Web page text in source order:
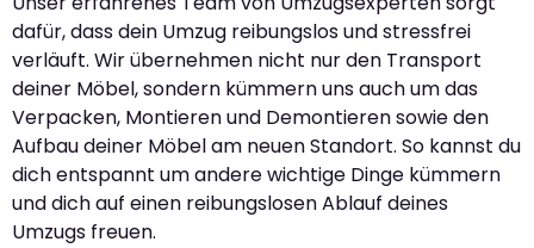
dafür, dass dein Umzug reibungslos und stressfrei
verläuft. Wir übernehmen nicht nur den Transport
deiner Möbel, sondern kümmern uns auch um das
Verpacken, Montieren und Demontieren sowie den
Aufbau deiner Möbel am neuen Standort. So kannst du
dich entspannt um andere wichtige Dinge kümmern
und dich auf einen reibungslosen Ablauf deines
Umzugs freuen.